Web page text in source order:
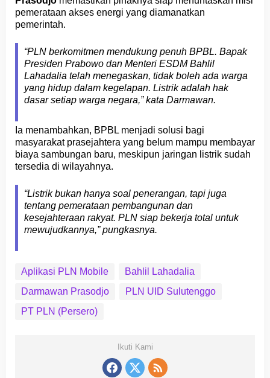
pemerataan akses energi yang diamanatkan
pemerintah.
“PLN berkomitmen mendukung penuh BPBL. Bapak
Presiden Prabowo dan Menteri ESDM Bahlil
Lahadalia telah menegaskan, tidak boleh ada warga
yang hidup dalam kegelapan. Listrik adalah hak
dasar setiap warga negara,” kata Darmawan.
Ia menambahkan, BPBL menjadi solusi bagi
masyarakat prasejahtera yang belum mampu membayar
biaya sambungan baru, meskipun jaringan listrik sudah
tersedia di wilayahnya.
“Listrik bukan hanya soal penerangan, tapi juga
tentang pemerataan pembangunan dan
kesejahteraan rakyat. PLN siap bekerja total untuk
mewujudkannya,” pungkasnya.
Aplikasi PLN Mobile
Bahlil Lahadalia
Darmawan Prasodjo
PLN UID Sulutenggo
PT PLN (Persero)
Ikuti Kami